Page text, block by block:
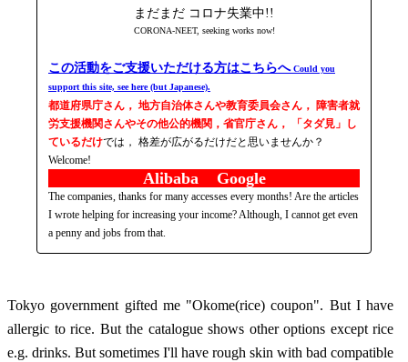
まだまだ コロナ失業中!!
CORONA-NEET, seeking works now!
この活動をご支援いただける方はこちらへCould you
support this site, see here (but Japanese).
都道府県庁さん， 地方自治体さんや教育委員会さん， 障害者就
労支援機関さんやその他公的機関，省官庁さん， 「タダ見」し
ているだけでは， 格差が広がるだけだと思いませんか？
Welcome!
Alibaba Google
The companies, thanks for many accesses every months! Are the articles
I wrote helping for increasing your income? Although, I cannot get even
a penny and jobs from that.
Tokyo government gifted me "Okome(rice) coupon". But I have
allergic to rice. But the catalogue shows other options except rice
e.g. drinks. But sometimes I'll have rough skin with bad compatible